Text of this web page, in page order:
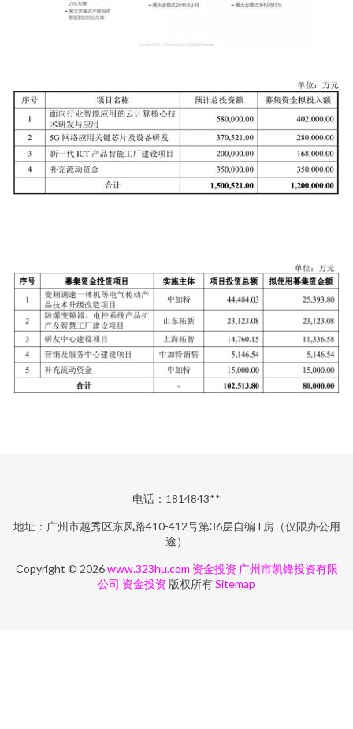
电话：1814843**
地址：广州市越秀区东风路410-412号第36层自编T房（仅限办公用
途）
Copyright © 2026www.323hu.com 资金投资 广州市凯锋投资有限
公司 资金投资 版权所有Sitemap